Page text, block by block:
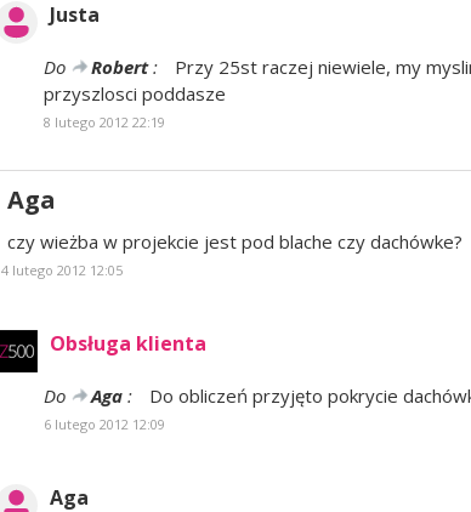
Justa
Do Robert:
Przy 25st raczej niewiele, my
przyszlosci poddasze
8 lutego 2012 22:19
Aga
czy wieżba w projekcie jest pod blache czy dachówke?
4 lutego 2012 12:05
Obsługa klienta
Do Aga : Do obliczeń przyjęto pokrycie
6 lutego 2012 12:09
Aga